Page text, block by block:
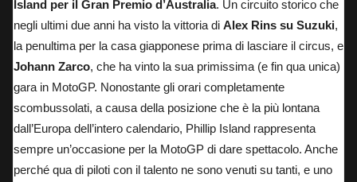
Island per il Gran Premio d’Australia. Un circuito storico che
negli ultimi due anni ha visto la vittoria di Alex Rins su Suzuki,
la penultima per la casa giapponese prima di lasciare il circus, e
Johann Zarco, che ha vinto la sua primissima (e fin qua unica)
gara in MotoGP. Nonostante gli orari completamente
scombussolati, a causa della posizione che è la più lontana
dall’Europa dell’intero calendario, Phillip Island rappresenta
sempre un’occasione per la MotoGP di dare spettacolo. Anche
perché qua di piloti con il talento ne sono venuti su tanti, e uno